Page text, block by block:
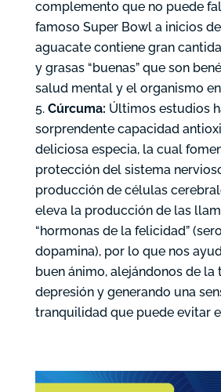
complemento que no puede
famoso Super Bowl a inicios
aguacate contiene gran
y grasas “buenas” que son
salud mental y el organismo
Cúrcuma: Últimos estudios
sorprendente capacidad
deliciosa especia, la cual
protección del sistema
producción de células
eleva la producción de las
“hormonas de la felicidad”
dopamina), por lo que nos
buen ánimo, alejándonos de la
depresión y generando una
tranquilidad que puede evitar